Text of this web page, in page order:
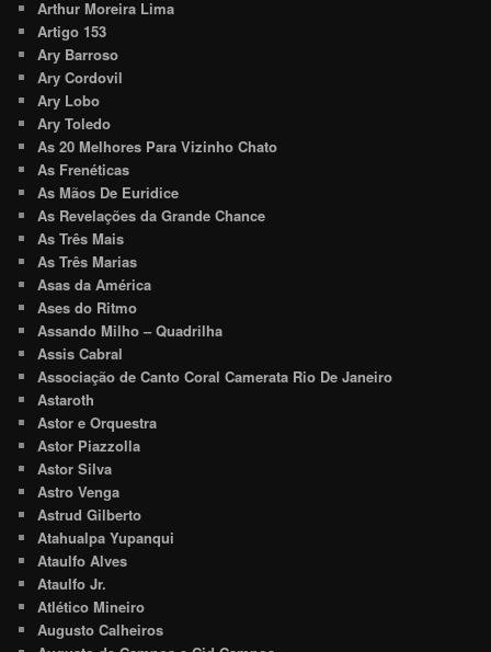
Arthur Moreira Lima
Artigo 153
Ary Barroso
Ary Cordovil
Ary Lobo
Ary Toledo
As 20 Melhores Para Vizinho Chato
As Frenéticas
As Mãos De Euridice
As Revelações da Grande Chance
As Três Mais
As Três Marias
Asas da América
Ases do Ritmo
Assando Milho – Quadrilha
Assis Cabral
Associação de Canto Coral Camerata Rio De Janeiro
Astaroth
Astor e Orquestra
Astor Piazzolla
Astor Silva
Astro Venga
Astrud Gilberto
Atahualpa Yupanqui
Ataulfo Alves
Ataulfo Jr.
Atlético Mineiro
Augusto Calheiros